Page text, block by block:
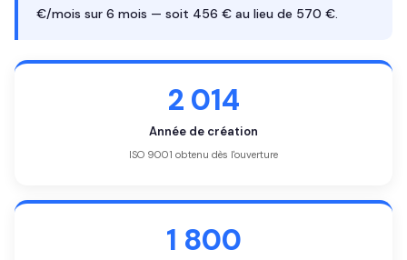
€/mois sur 6 mois — soit 456 € au lieu de 570 €.
2 014
Année de création
ISO 9001 obtenu dès l'ouverture
1 800